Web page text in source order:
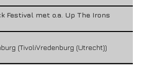
Festival met o.a. Up The Irons
(TivoliVredenburg (Utrecht))